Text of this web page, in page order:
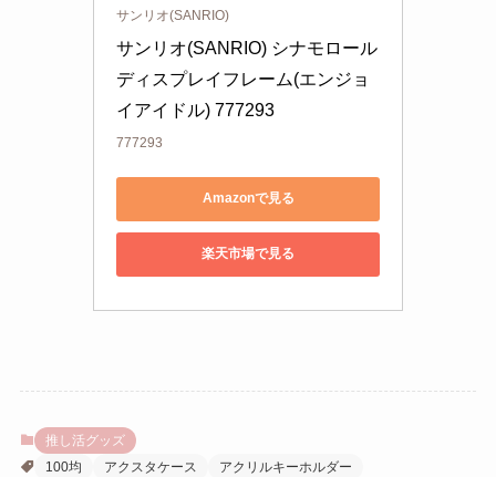
サンリオ(SANRIO)
サンリオ(SANRIO) シナモロール
ディスプレイフレーム(エンジョ
イアイドル) 777293
777293
Amazonで見る
楽天市場で見る
推し活グッズ
100均
アクスタケース
アクリルキーホルダー